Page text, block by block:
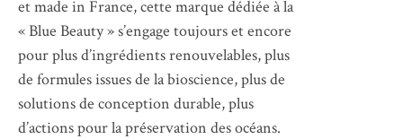
et made in France, cette marque dédiée à la
« Blue Beauty » s’engage toujours et encore
pour plus d’ingrédients renouvelables, plus
de formules issues de la bioscience, plus de
solutions de conception durable, plus
d’actions pour la préservation des océans.